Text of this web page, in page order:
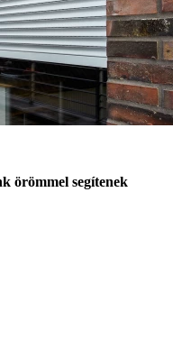
örömmel segítenek